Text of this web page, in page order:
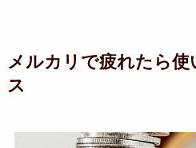
メルカリで疲れたら
ス